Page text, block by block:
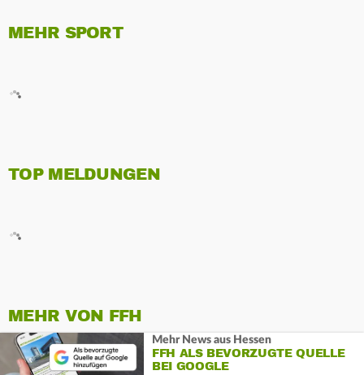
MEHR SPORT
TOP MELDUNGEN
MEHR VON FFH
Mehr News aus Hessen
FFH ALS BEVORZUGTE QUELLE
BEI GOOGLE